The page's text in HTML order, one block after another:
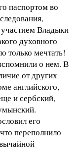
паспортом во
Владыки
духовного
только мечтать!
о нем. В
от других
английского,
и сербский,
его
переполнило